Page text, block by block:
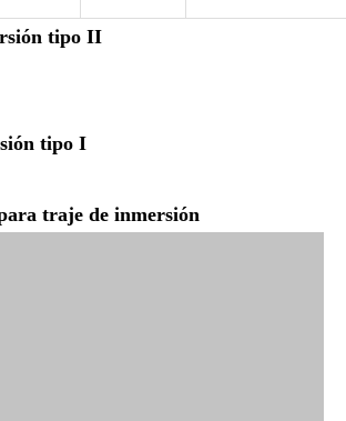
tipo II
tipo I
traje de inmersión